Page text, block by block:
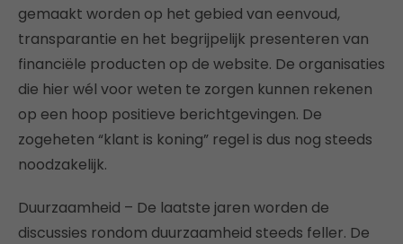
gemaakt worden op het gebied van eenvoud,
transparantie en het begrijpelijk presenteren van
financiële producten op de website. De organisaties
die hier wél voor weten te zorgen kunnen rekenen
op een hoop positieve berichtgevingen. De
zogeheten “klant is koning” regel is dus nog steeds
noodzakelijk.
Duurzaamheid – De laatste jaren worden de
discussies rondom duurzaamheid steeds feller. De